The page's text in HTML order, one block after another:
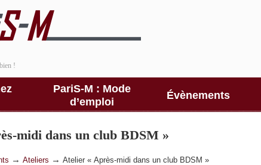
!
PariS-M : Mode
d’emploi
Évènements
midi dans un club BDSM »
→ Ateliers → Atelier « Après-midi dans un club BDSM »